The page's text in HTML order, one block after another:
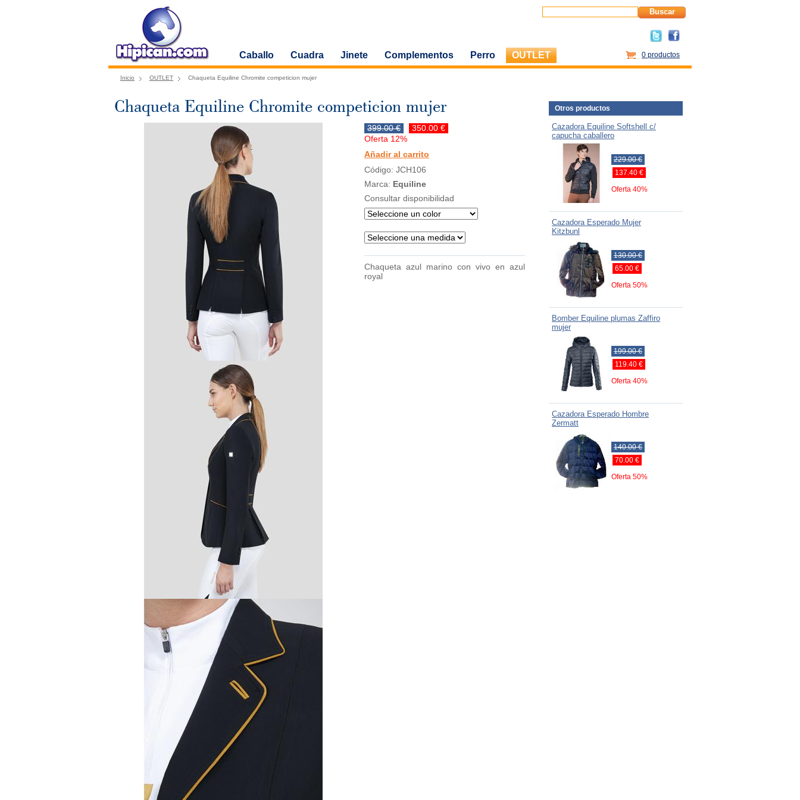
Buscar
Caballo Cuadra Jinete Complementos Perro OUTLET 0 productos
Inicio OUTLET Chaqueta Equiline Chromite competicion mujer
Chaqueta Equiline Chromite competicion mujer
399.00 €
350.00 €
Oferta 12%
Añadir al carrito
Código: JCH106
Marca: Equiline
Consultar disponibilidad
Chaqueta azul marino con vivo en azul
royal
Otros productos
Cazadora Equiline Softshell c/
capucha caballero
229.00 €
137.40 €
Oferta 40%
Cazadora Esperado Mujer
Kitzbunl
130.00 €
65.00 €
Oferta 50%
Bomber Equiline plumas Zaffiro
mujer
199.00 €
119.40 €
Oferta 40%
Cazadora Esperado Hombre
Zermatt
140.00 €
70.00 €
Oferta 50%